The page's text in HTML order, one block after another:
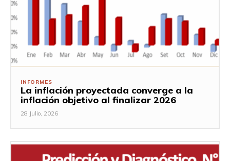
INFORMES
La inflación proyectada converge a la
inflación objetivo al finalizar 2026
28 Julio, 2026